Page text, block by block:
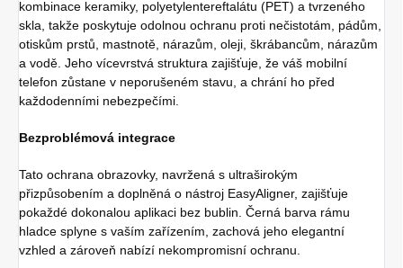
kombinace keramiky, polyetylentereftalátu (PET) a tvrzeného
skla, takže poskytuje odolnou ochranu proti nečistotám, pádům,
otiskům prstů, mastnotě, nárazům, oleji, škrábancům, nárazům
a vodě. Jeho vícevrstvá struktura zajišťuje, že váš mobilní
telefon zůstane v neporušeném stavu, a chrání ho před
každodenními nebezpečími.
Bezproblémová integrace
Tato ochrana obrazovky, navržená s ultraširokým
přizpůsobením a doplněná o nástroj EasyAligner, zajišťuje
pokaždé dokonalou aplikaci bez bublin. Černá barva rámu
hladce splyne s vaším zařízením, zachová jeho elegantní
vzhled a zároveň nabízí nekompromisní ochranu.